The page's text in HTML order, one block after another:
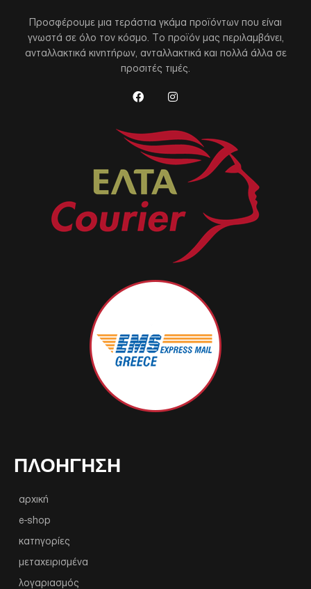
Προσφέρουμε μια τεράστια γκάμα προϊόντων που είναι
γνωστά σε όλο τον κόσμο. Το προϊόν μας περιλαμβάνει,
ανταλλακτικά κινητήρων, ανταλλακτικά και πολλά άλλα σε
προσιτές τιμές.
ΠΛΟΉΓΗΣΗ
αρχική
e-shop
κατηγορίες
μεταχειρισμένα
λογαριασμός